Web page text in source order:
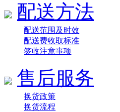
配送方法
配送范围及时效
配送费收取标准
签收注意事项
售后服务
换货政策
换货流程